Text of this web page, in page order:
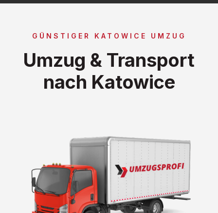
GÜNSTIGER KATOWICE UMZUG
Umzug & Transport
nach Katowice